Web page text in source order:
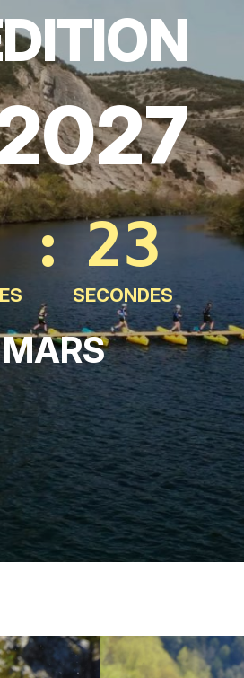
: 20
SECONDES